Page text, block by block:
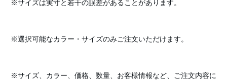
※サイズは実寸と若干の誤差があることがあります。
※選択可能なカラー・サイズのみご注文いただけます。
※サイズ、カラー、価格、数量、お客様情報など、ご注文内容に